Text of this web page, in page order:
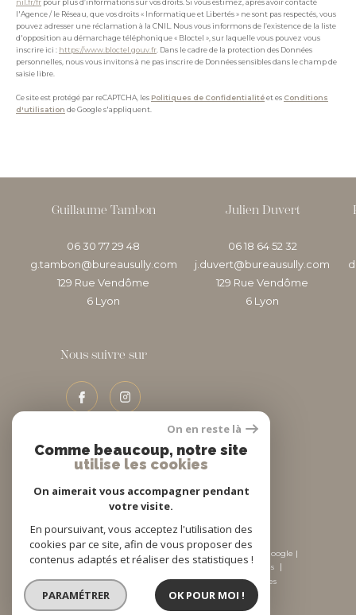
nil.fr/fr pour plus d’informations sur vos droits. Si vous estimez, après avoir contacté
l'Agence / le Réseau, que vos droits « Informatique et Libertés » ne sont pas respectés, vous
pouvez adresser une réclamation à la CNIL. Nous vous informons de l’existence de la liste
d'opposition au démarchage téléphonique « Bloctel », sur laquelle vous pouvez vous
inscrire ici : https://www.bloctel.gouv.fr . Dans le cadre de la protection des Données
personnelles, nous vous invitons à ne pas inscrire de Données sensibles dans le champ de
saisie libre.
Ce site est protégé par reCAPTCHA, les Politiques de Confidentialitéet es Conditions
d'utilisation de Google s'appliquent.
Guillaume Tambon
06 30 77 29 48
g.tambon@bureausully.com
129 Rue Vendôme
6
lyon
Nous suivre sur
Julien Duvert
06 18 64 52 32
j.duvert@bureausully.com
129 Rue Vendôme
6
lyon
Adhérents
© 2026 | Tous droits réservés | Traduction powered by Google |
Nos honoraires
Mentions légales
Admin
Nos liens Politique RGPD Cookies
On en reste là
Comme beaucoup, notre site
utilise les cookies
On aimerait vous accompagner pendant
votre visite.
En poursuivant, vous acceptez l'utilisation des
cookies par ce site, afin de vous proposer des
contenus adaptés et réaliser des statistiques !
PARAMÉTRER OK POUR MOI !